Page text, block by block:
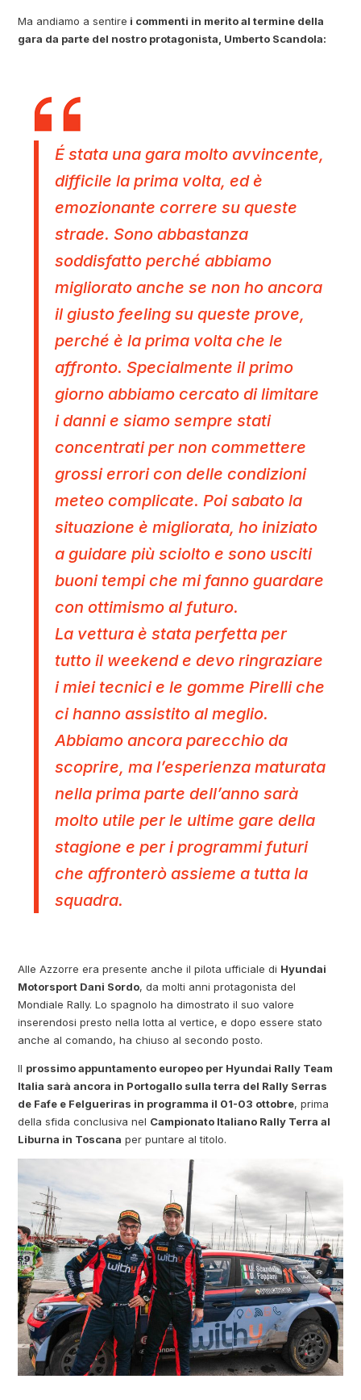
Ma andiamo a sentire i commenti in merito al termine della
gara da parte del nostro protagonista, Umberto Scandola:
É stata una gara molto avvincente,
difficile la prima volta, ed è
emozionante correre su queste
strade.Sono abbastanza
soddisfatto perché abbiamo
migliorato anche se non ho ancora
il giusto feeling su queste prove,
perché è la prima volta che le
affronto. Specialmente il primo
giorno abbiamo cercato di limitare
i danni e siamo sempre stati
concentrati per non commettere
grossi errori con delle condizioni
meteo complicate. Poi sabato la
situazione è migliorata, ho iniziato
a guidare più sciolto e sono usciti
buoni tempi che mi fanno guardare
con ottimismo al futuro.
La vettura è stata perfetta per
tutto il weekend e devo ringraziare
i miei tecnici e le gomme Pirelli che
ci hanno assistito al meglio.
Abbiamo ancora parecchio da
scoprire, ma l’esperienza maturata
nella prima parte dell’anno sarà
molto utile per le ultime gare della
stagione e per i programmi futuri
che affronterò assieme a tutta la
squadra.
Alle Azzorre era presente anche il pilota ufficiale di Hyundai
Motorsport Dani Sordo, da molti anni protagonista del
Mondiale Rally. Lo spagnolo ha dimostrato il suo valore
inserendosi presto nella lotta al vertice, e dopo essere stato
anche al comando, ha chiuso al secondo posto.
Il prossimo appuntamento europeo per Hyundai Rally Team
Italia sarà ancora in Portogallo sulla terra del Rally Serras
de Fafe e Felgueriras in programma il 01-03 ottobre, prima
della sfida conclusiva nel Campionato Italiano Rally Terra al
Liburna in Toscana per puntare al titolo.